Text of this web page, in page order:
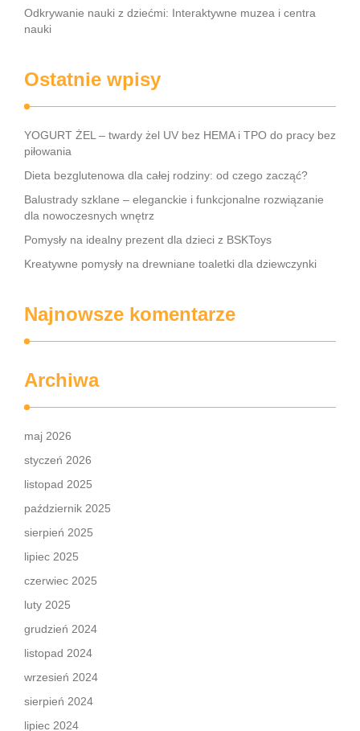
Odkrywanie nauki z dziećmi: Interaktywne muzea i centra
nauki
Ostatnie wpisy
YOGURT ŻEL – twardy żel UV bez HEMA i TPO do pracy bez
piłowania
Dieta bezglutenowa dla całej rodziny: od czego zacząć?
Balustrady szklane – eleganckie i funkcjonalne rozwiązanie
dla nowoczesnych wnętrz
Pomysły na idealny prezent dla dzieci z BSKToys
Kreatywne pomysły na drewniane toaletki dla dziewczynki
Najnowsze komentarze
Archiwa
maj 2026
styczeń 2026
listopad 2025
październik 2025
sierpień 2025
lipiec 2025
czerwiec 2025
luty 2025
grudzień 2024
listopad 2024
wrzesień 2024
sierpień 2024
lipiec 2024